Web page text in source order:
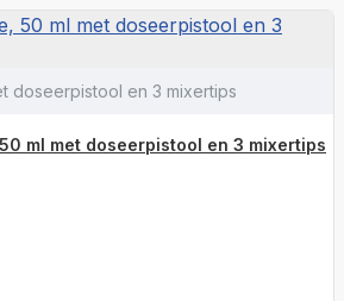
doseerpistool en 3 mixertips
ml met doseerpistool en 3 mixertips